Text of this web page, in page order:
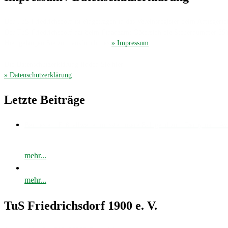
» Impressum
» Datenschutzerklärung
Letzte Beiträge
mehr...
mehr...
TuS Friedrichsdorf 1900 e. V.